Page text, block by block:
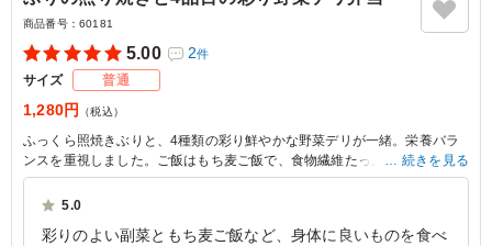
商品番号： 60181
5.00 2件
サイズ 普通
1,280円 （税込）
ふっくら照焼きぶりと、4種類の彩り鮮やかな野菜デリが一緒。栄養バラ
ンスを重視しました。ご飯はもち麦ご飯で、食物繊維たっぷりうれしいヘ
ルシーなお弁当。
続きを見る
5.0
彩りのよい副菜ともち麦ご飯など、身体に良いものを食べ